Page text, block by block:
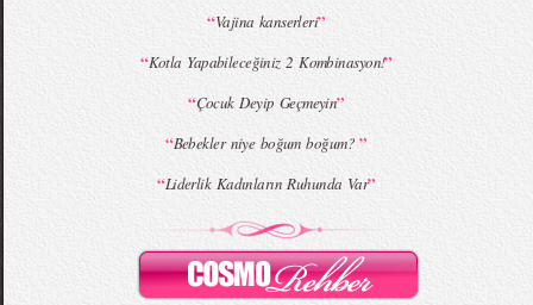
“Vajina kanserleri”
“Kotla Yapabileceğiniz 2 Kombinasyon!”
“Çocuk Deyip Geçmeyin”
“Bebekler niye boğum boğum?”
“Liderlik Kadınların Ruhunda Var”